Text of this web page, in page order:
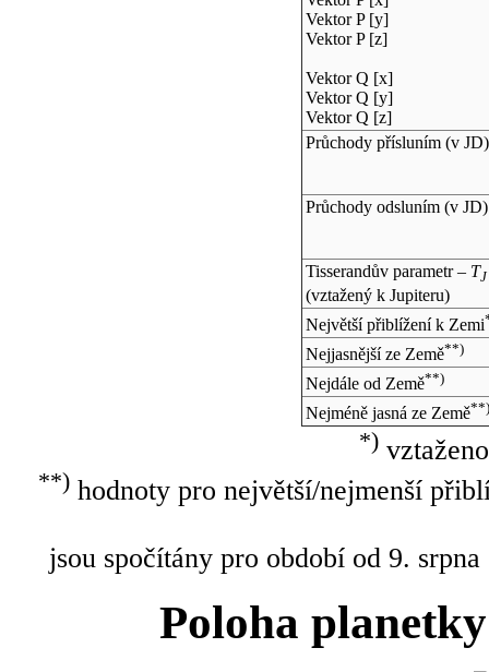
Vektor P [y]
Vektor P [z]
Vektor Q [x]
Vektor Q [y]
Vektor Q [z]
Průchody přísluním (v JD)
Průchody odsluním (v JD)
Tisserandův parametr – TJ
(vztažený k Jupiteru)
Největší přiblížení k Zemi
Nejjasnější ze Země**)
Nejdále od Země**)
Nejméně jasná ze Země**)
*)
**)hodnoty pro největší/nejmenší
jsou spočítány pro období od 9.
Poloha